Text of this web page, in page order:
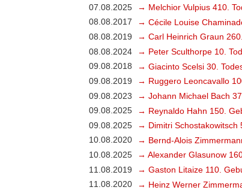
07.08.2025
→ Melchior Vulpius 410.
08.08.2017
→ Cécile Louise
08.08.2019
→ Carl Heinrich Graun
08.08.2024
→ Peter Sculthorpe 10.
09.08.2018
→ Giacinto Scelsi 30.
09.08.2019
→ Ruggero Leoncavallo
09.08.2023
→ Johann Michael Bach
09.08.2025
→ Reynaldo Hahn 150.
09.08.2025
→ Dimitri Schostakowitsch
10.08.2020
→ Bernd-Alois
10.08.2025
→ Alexander Glasunow
11.08.2019
→ Gaston Litaize 110.
11.08.2020
→ Heinz Werner